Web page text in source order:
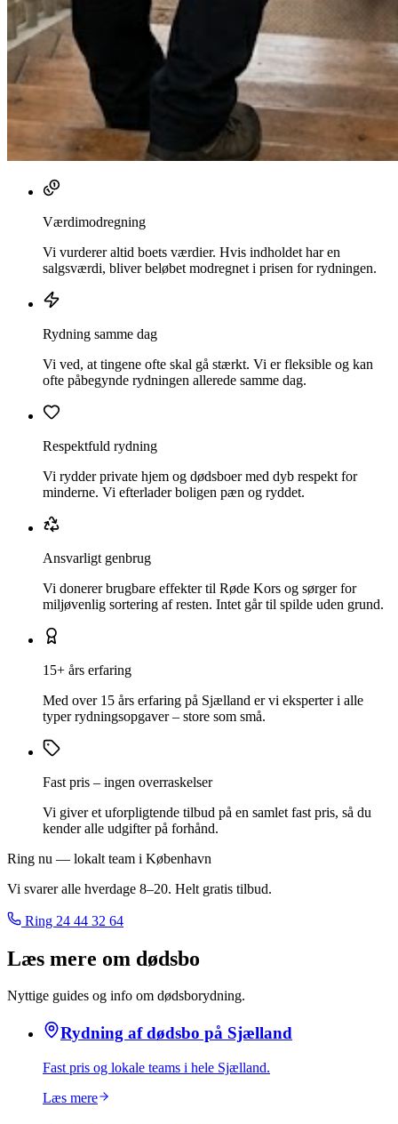
Værdimodregning
Vi vurderer altid boets værdier. Hvis indholdet har en
salgsværdi, bliver beløbet modregnet i prisen for rydningen.
Rydning samme dag
Vi ved, at tingene ofte skal gå stærkt. Vi er fleksible og kan
ofte påbegynde rydningen allerede samme dag.
Respektfuld rydning
Vi rydder private hjem og dødsboer med dyb respekt for
minderne. Vi efterlader boligen pæn og ryddet.
Ansvarligt genbrug
Vi donerer brugbare effekter til Røde Kors og sørger for
miljøvenlig sortering af resten. Intet går til spilde uden grund.
15+ års erfaring
Med over 15 års erfaring på Sjælland er vi eksperter i alle
typer rydningsopgaver – store som små.
Fast pris – ingen overraskelser
Vi giver et uforpligtende tilbud på en samlet fast pris, så du
kender alle udgifter på forhånd.
Ring nu — lokalt team i København
Vi svarer alle hverdage 8–20. Helt gratis tilbud.
Ring 24 44 32 64
Læs mere om dødsbo
Nyttige guides og info om dødsborydning.
Rydning af dødsbo på Sjælland
Fast pris og lokale teams i hele Sjælland.
Læs mere